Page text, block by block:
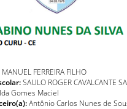
MANUEL FERREIRA FILHO
SAULO ROGER CAVALCANTE
Gomes Maciel
Antônio Carlos Nunes de